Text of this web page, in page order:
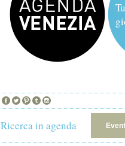
Ricerca in agenda